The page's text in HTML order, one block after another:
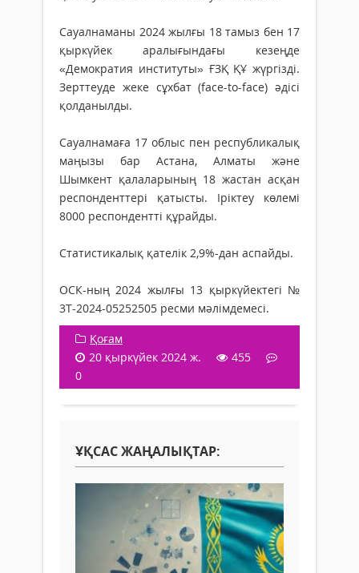
Сауалнаманы 2024 жылғы 18 тамыз бен 17
қыркүйек аралығындағы кезеңде
«Демократия институты» ҒЗҚ ҚҰ жүргізді.
Зерттеуде жеке сұхбат (face-to-face) әдісі
қолданылды.
Сауалнамаға 17 облыс пен республикалық
маңызы бар Астана, Алматы және
Шымкент қалаларының 18 жастан асқан
респонденттері қатысты. Іріктеу көлемі
8000 респондентті құрайды.
Статистикалық қателік 2,9%-дан аспайды.
ОСК-ның 2024 жылғы 13 қыркүйектегі №
3Т-2024-05252505 ресми мәлімдемесі.
Қоғам
20 қыркүйек 2024 ж.
455
0
ҰҚСАС ЖАҢАЛЫҚТАР: